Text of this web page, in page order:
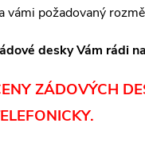
vámi požadovaný
desky Vám rádi
ZÁDOVÝCH